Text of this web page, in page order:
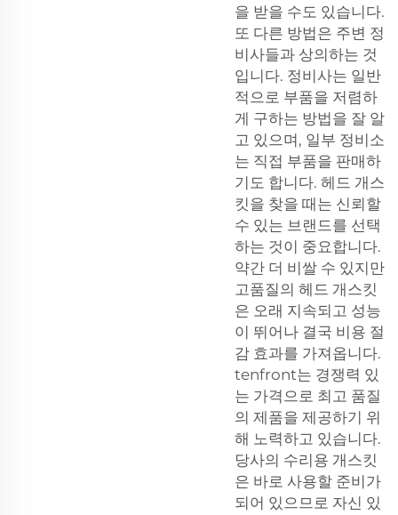
을 받을 수도 있습니다.
또 다른 방법은 주변 정
비사들과 상의하는 것
입니다. 정비사는 일반
적으로 부품을 저렴하
게 구하는 방법을 잘 알
고 있으며, 일부 정비소
는 직접 부품을 판매하
기도 합니다. 헤드 개스
킷을 찾을 때는 신뢰할
수 있는 브랜드를 선택
하는 것이 중요합니다.
약간 더 비쌀 수 있지만
고품질의 헤드 개스킷
은 오래 지속되고 성능
이 뛰어나 결국 비용 절
감 효과를 가져옵니다.
tenfront는 경쟁력 있
는 가격으로 최고 품질
의 제품을 제공하기 위
해 노력하고 있습니다.
당사의 수리용 개스킷
은 바로 사용할 준비가
되어 있으므로 자신 있